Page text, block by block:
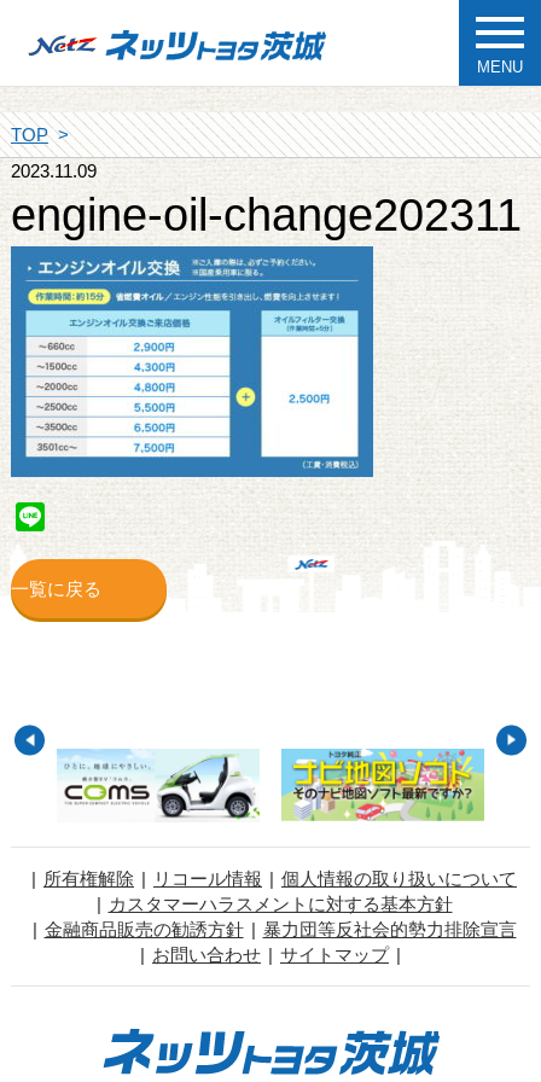
MENU
TOP
2023.11.09
engine-oil-change202311
Line
一覧に戻る
所有権解除 リコール情報
個人情報の取り扱いについて
カスタマーハラスメントに対する基本方針
金融商品販売の勧誘方針
暴力団等反社会的勢力排除宣言
お問い合わせ
サイトマップ